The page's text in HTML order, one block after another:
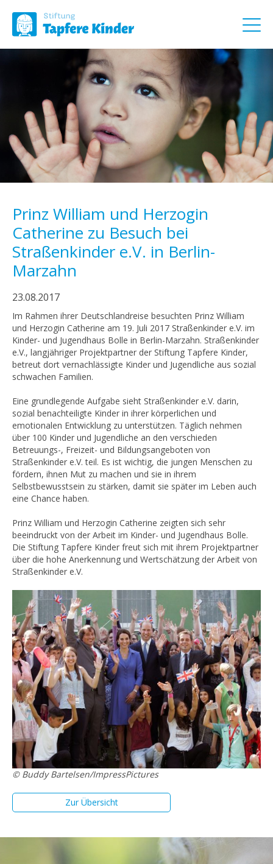
Prinz William und Herzogin
Catherine zu Besuch bei
Straßenkinder e.V. in Berlin-
Marzahn
23.08.2017
Im Rahmen ihrer Deutschlandreise besuchten Prinz William
und Herzogin Catherine am 19. Juli 2017 Straßenkinder e.V. im
Kinder- und Jugendhaus Bolle in Berlin-Marzahn. Straßenkinder
e.V., langjähriger Projektpartner der Stiftung Tapfere Kinder,
betreut dort vernachlässigte Kinder und Jugendliche aus sozial
schwachen Familien.
Eine grundlegende Aufgabe sieht Straßenkinder e.V. darin,
sozial benachteiligte Kinder in ihrer körperlichen und
emotionalen Entwicklung zu unterstützen. Täglich nehmen
über 100 Kinder und Jugendliche an den verschieden
Betreuungs-, Freizeit- und Bildungsangeboten von
Straßenkinder e.V. teil. Es ist wichtig, die jungen Menschen zu
fördern, ihnen Mut zu machen und sie in ihrem
Selbstbewusstsein zu stärken, damit sie später im Leben auch
eine Chance haben.
Prinz William und Herzogin Catherine zeigten sich sehr
beeindruckt von der Arbeit im Kinder- und Jugendhaus Bolle.
Die Stiftung Tapfere Kinder freut sich mit ihrem Projektpartner
über die hohe Anerkennung und Wertschätzung der Arbeit von
Straßenkinder e.V.
© Buddy Bartelsen/ImpressPictures
Zur Übersicht